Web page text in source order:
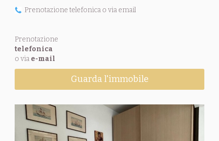
Prenotazione telefonica o via email
Prenotazione
telefonica
o via e-mail
Guarda l'immobile